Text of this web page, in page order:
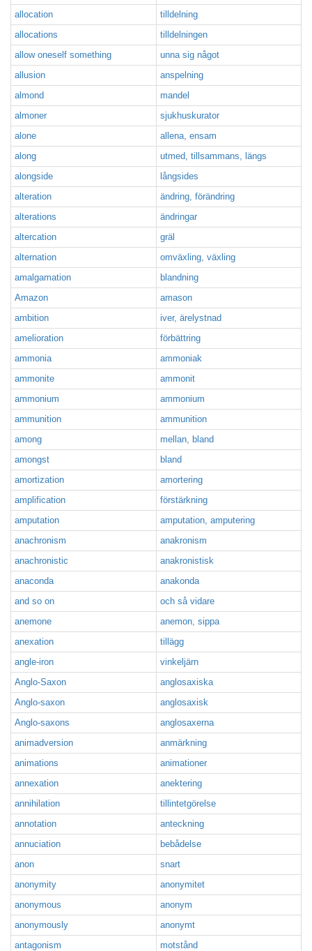
allocation
tilldelning
allocations
tilldelningen
allow oneself something
unna sig något
allusion
anspelning
almond
mandel
almoner
sjukhuskurator
alone
allena, ensam
along
utmed, tillsammans, längs
alongside
långsides
alteration
ändring, förändring
alterations
ändringar
altercation
gräl
alternation
omväxling, växling
amalgamation
blandning
Amazon
amason
ambition
iver, ärelystnad
amelioration
förbättring
ammonia
ammoniak
ammonite
ammonit
ammonium
ammonium
ammunition
ammunition
among
mellan, bland
amongst
bland
amortization
amortering
amplification
förstärkning
amputation
amputation, amputering
anachronism
anakronism
anachronistic
anakronistisk
anaconda
anakonda
and so on
och så vidare
anemone
anemon, sippa
anexation
tillägg
angle-iron
vinkeljärn
Anglo-Saxon
anglosaxiska
Anglo-saxon
anglosaxisk
Anglo-saxons
anglosaxerna
animadversion
anmärkning
animations
animationer
annexation
anektering
annihilation
tillintetgörelse
annotation
anteckning
annuciation
bebådelse
anon
snart
anonymity
anonymitet
anonymous
anonym
anonymously
anonymt
antagonism
motstånd